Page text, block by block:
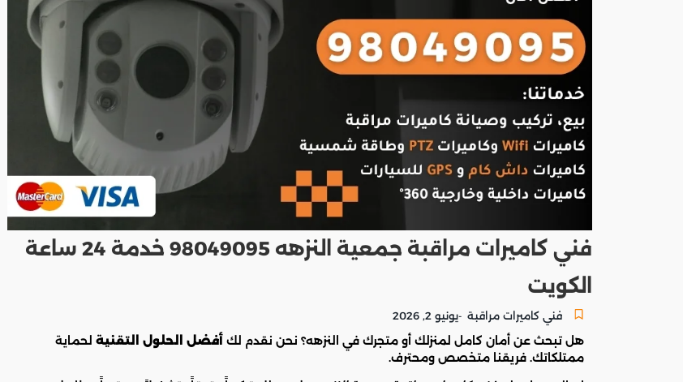
فني كاميرات مراقبة جمعية النزهه 98049095 خدمة 24 ساعة
الكويت
فني كاميرات مراقبة -يونيو 2, 2026
هل تبحث عن أمان كامل لمنزلك أو متجرك في النزهه؟ نحن نقدم لك أفضل الحلول التقنية لحماية
ممتلكاتك. فريقنا متخصص ومحترف.